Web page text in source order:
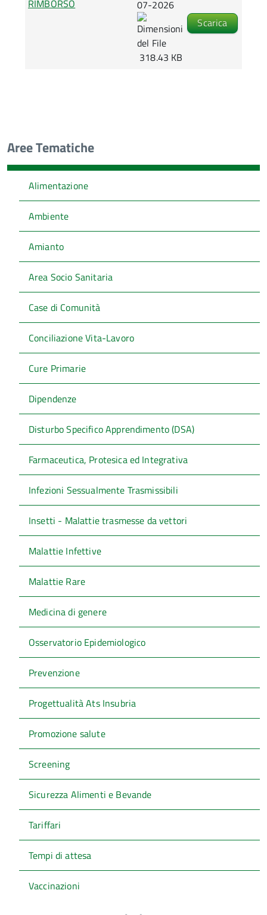
RIMBORSO 07-2026
318.43 KB
Scarica
Aree Tematiche
Alimentazione
Ambiente
Amianto
Area Socio Sanitaria
Case di Comunità
Conciliazione Vita-Lavoro
Cure Primarie
Dipendenze
Disturbo Specifico Apprendimento (DSA)
Farmaceutica, Protesica ed Integrativa
Infezioni Sessualmente Trasmissibili
Insetti - Malattie trasmesse da vettori
Malattie Infettive
Malattie Rare
Medicina di genere
Osservatorio Epidemiologico
Prevenzione
Progettualità Ats Insubria
Promozione salute
Screening
Sicurezza Alimenti e Bevande
Tariffari
Tempi di attesa
Vaccinazioni